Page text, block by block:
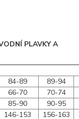
PLAVKY A
84-89
89-94
66-70
70-74
85-90
90-95
146-153 156-163